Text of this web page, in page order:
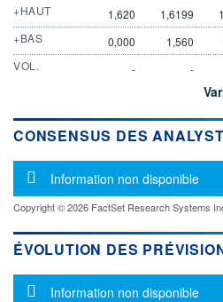
+HAUT
1,620 1,6199
+BAS
0,000 1,560
VOL.
- -
CONSENSUS DES
Message d'information
Information non disponible
Copyright © 2026 FactSet Research Systems
ÉVOLUTION DES
Message d'information
Information non disponible